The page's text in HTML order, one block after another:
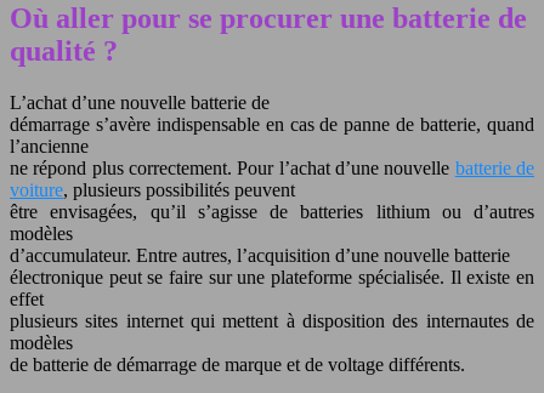
Où aller pour se procurer une batterie de
qualité ?
L’achat d’une nouvelle batterie de
démarrage s’avère indispensable en cas de panne de batterie, quand
l’ancienne
ne répond plus correctement. Pour l’achat d’une nouvelle batterie de
voiture, plusieurs possibilités peuvent
être envisagées, qu’il s’agisse de batteries lithium ou d’autres
modèles
d’accumulateur. Entre autres, l’acquisition d’une nouvelle batterie
électronique peut se faire sur une plateforme spécialisée. Il existe en
effet
plusieurs sites internet qui mettent à disposition des internautes de
modèles
de batterie de démarrage de marque et de voltage différents.